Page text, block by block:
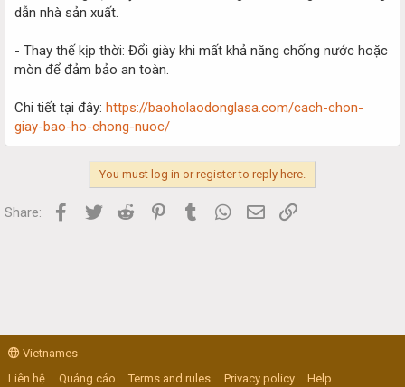
dẫn nhà sản xuất.
- Thay thế kịp thời: Đổi giày khi mất khả năng chống nước hoặc
mòn để đảm bảo an toàn.
Chi tiết tại đây: https://baoholaodonglasa.com/cach-chon-
giay-bao-ho-chong-nuoc/
You must log in or register to reply here.
Share: Facebook
Twitter Reddit PinterestTumblr WhatsApp
Email
Vietnames
Liên hệ
Quảng cáo Terms and rules Privacy policy
Help